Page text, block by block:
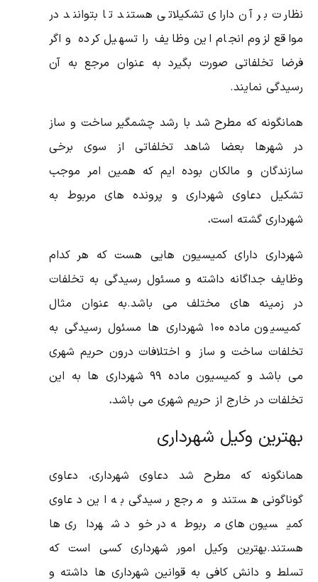
نظارت بر آن دارای تشکیلاتی هستند تا بتوانند در
مواقع لزوم انجام این وظایف را تسهیل کرده و اگر
فرضا تخلفاتی صورت بگیرد به عنوان مرجع به آن
رسیدگی نمایند.
همانگونه که مطرح شد با رشد چشمگیر ساخت و ساز
در شهرها بعضا شاهد تخلفاتی از سوی برخی
سازندگان و مالکان بوده ایم که همین امر موجب
تشکیل دعاوی شهرداری و پرونده های مربوط به
شهرداری گشته است.
شهرداری دارای کمیسیون هایی هست که هر کدام
وظایف جداگانه داشته و مسئول رسیدگی به تخلفات
در زمینه های مختلف می باشد.به عنوان مثال
کمیسیون ماده ۱۰۰ شهرداری ها مسئول رسیدگی به
تخلفات ساخت و ساز و اختلافات درون حریم شهری
می باشد و کمیسیون ماده ۹۹ شهرداری ها به این
تخلفات در خارج از حریم شهری می باشد.
بهترین وکیل شهرداری
همانگونه که مطرح شد دعاوی شهرداری، دعاوی
گوناگونی هستند و مرجع رسیدگی به این دعاوی
کمیسیون های مربوطه در خود شهرداری ها
هستند.بهترین وکیل امور شهرداری کسی است که
تسلط و دانش کافی به قوانین شهرداری ها داشته و